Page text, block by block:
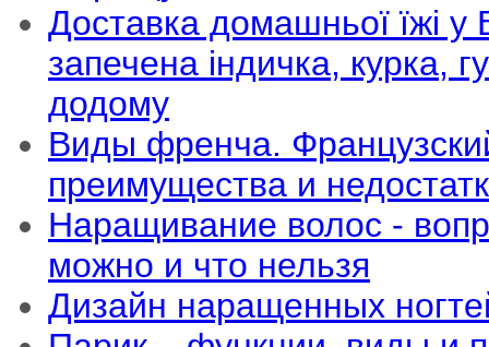
Доставка домашньої їжі у
запечена індичка, курка,
додому
Виды френча.
преимущества и
Наращивание волос -
можно и что нельзя
Дизайн наращенных